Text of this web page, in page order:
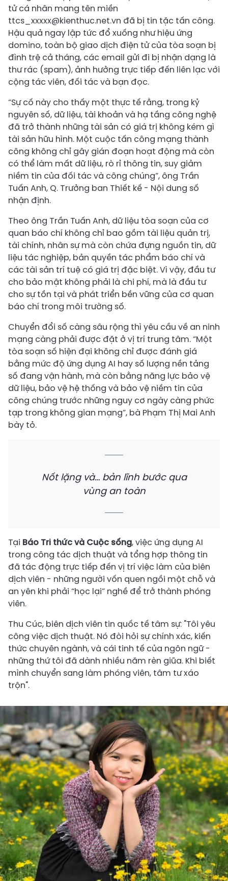
tử cá nhân mang tên miền
ttcs_xxxxx@kienthuc.net.vn đã bị tin tặc tấn công.
Hậu quả ngay lập tức đổ xuống như hiệu ứng
domino, toàn bộ giao dịch điện tử của tòa soạn bị
đình trệ cả tháng, các email gửi đi bị nhận dạng là
thư rác (spam), ảnh hưởng trực tiếp đến liên lạc với
cộng tác viên, đối tác và bạn đọc.
“Sự cố này cho thấy một thực tế rằng, trong kỷ
nguyên số, dữ liệu, tài khoản và hạ tầng công nghệ
đã trở thành những tài sản có giá trị không kém gì
tài sản hữu hình. Một cuộc tấn công mạng thành
công không chỉ gây gián đoạn hoạt động mà còn
có thể làm mất dữ liệu, rò rỉ thông tin, suy giảm
niềm tin của đối tác và công chúng”, ông Trần
Tuấn Anh, Q. Trưởng ban Thiết kế - Nội dung số
nhận định.
Theo ông Trần Tuấn Anh, dữ liệu tòa soạn của cơ
quan báo chí không chỉ bao gồm tài liệu quản trị,
tài chính, nhân sự mà còn chứa đựng nguồn tin, dữ
liệu tác nghiệp, bản quyền tác phẩm báo chí và
các tài sản trí tuệ có giá trị đặc biệt. Vì vậy, đầu tư
cho bảo mật không phải là chi phí, mà là đầu tư
cho sự tồn tại và phát triển bền vững của cơ quan
báo chí trong môi trường số.
Chuyển đổi số càng sâu rộng thì yêu cầu về an ninh
mạng càng phải được đặt ở vị trí trung tâm. “Một
tòa soạn số hiện đại không chỉ được đánh giá
bằng mức độ ứng dụng AI hay số lượng nền tảng
số đang vận hành, mà còn bằng năng lực bảo vệ
dữ liệu, bảo vệ hệ thống và bảo vệ niềm tin của
công chúng trước những nguy cơ ngày càng phức
tạp trong không gian mạng”, bà Phạm Thị Mai Anh
bày tỏ.
Nốt lặng và… bản lĩnh bước qua
vùng an toàn
Tại Báo Tri thức và Cuộc sống, việc ứng dụng AI
trong công tác dịch thuật và tổng hợp thông tin
đã tác động trực tiếp đến vị trí việc làm của biên
dịch viên - những người vốn quen ngồi một chỗ và
an yên khi phải “học lại” nghề để trở thành phóng
viên.
Thu Cúc, biên dịch viên tin quốc tế tâm sự: "Tôi yêu
công việc dịch thuật. Nó đòi hỏi sự chính xác, kiến
thức chuyên ngành, và cái tinh tế của ngôn ngữ -
những thứ tôi đã dành nhiều năm rèn giũa. Khi biết
mình chuyển sang làm phóng viên, tâm tư xáo
trộn".